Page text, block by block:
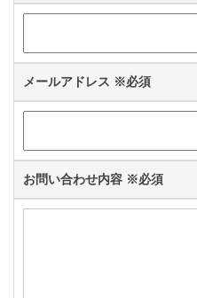
メールアドレス ※必須
お問い合わせ内容 ※必須